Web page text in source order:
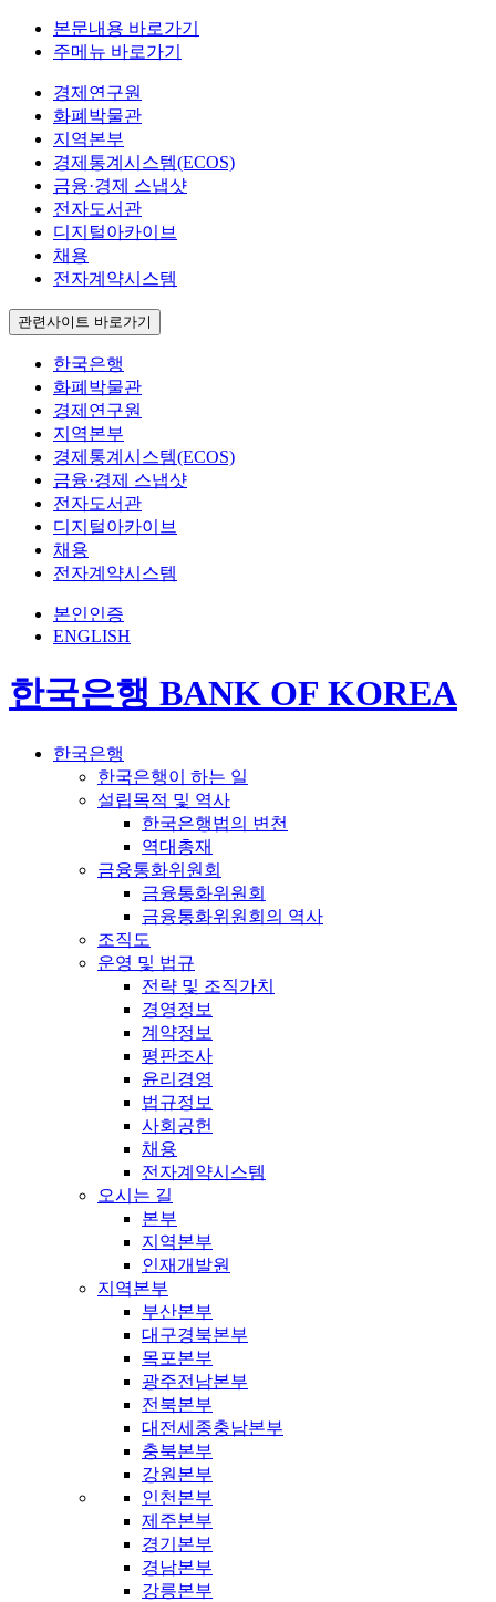
본문내용 바로가기
주메뉴 바로가기
경제연구원
화폐박물관
지역본부
경제통계시스템(ECOS)
금융·경제 스냅샷
전자도서관
디지털아카이브
채용
전자계약시스템
관련사이트 바로가기
한국은행
화폐박물관
경제연구원
지역본부
경제통계시스템(ECOS)
금융·경제 스냅샷
전자도서관
디지털아카이브
채용
전자계약시스템
본인인증
ENGLISH
한국은행 BANK OF KOREA
한국은행
한국은행이 하는 일
설립목적 및 역사
한국은행법의 변천
역대총재
금융통화위원회
금융통화위원회
금융통화위원회의 역사
조직도
운영 및 법규
전략 및 조직가치
경영정보
계약정보
평판조사
윤리경영
법규정보
사회공헌
채용
전자계약시스템
오시는 길
본부
지역본부
인재개발원
지역본부
부산본부
대구경북본부
목포본부
광주전남본부
전북본부
대전세종충남본부
충북본부
강원본부
인천본부
제주본부
경기본부
경남본부
강릉본부